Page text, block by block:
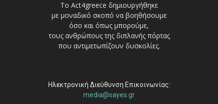
Το Act4greece δημιουργήθηκε
με μοναδικό σκοπό να βοηθήσουμε
όσο και όπως μπορούμε,
τους ανθρώπους της διπλανής πόρτας
που αντιμετωπίζουν δυσκολίες.
Ηλεκτρονική Διεύθυνση Επικοινωνίας:
media@sayes.gr